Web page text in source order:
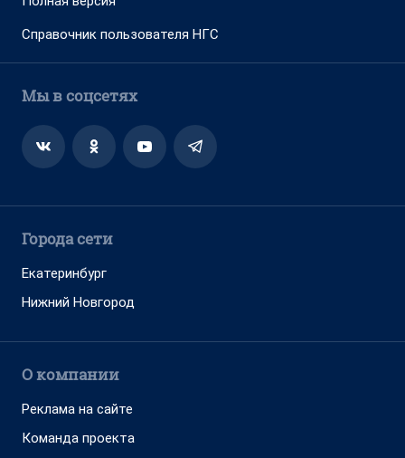
Справочник пользователя НГС
Мы в соцсетях
Города сети
Екатеринбург
Нижний Новгород
О компании
Реклама на сайте
Команда проекта